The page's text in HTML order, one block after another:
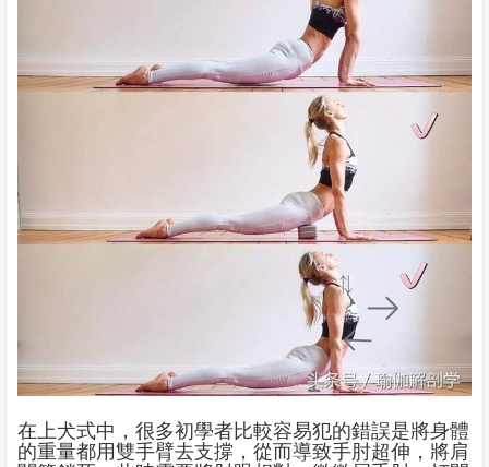
在上犬式中，很多初學者比較容易犯的錯誤是將身體
的重量都用雙手臂去支撐，從而導致手肘超伸，將肩